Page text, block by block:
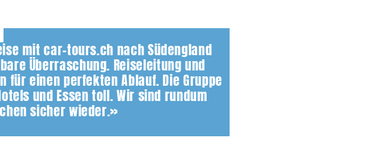
mit car-tours.ch nach Südengland
Überraschung. Reiseleitung und
für einen perfekten Ablauf. Die Gruppe
und Essen toll. Wir sind rundum
sicher wieder.»